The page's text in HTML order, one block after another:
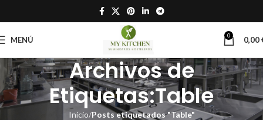
MENÚ 0 0,00
Archivos de
Etiquetas:Table
Inicio Posts etiquetados "Table"